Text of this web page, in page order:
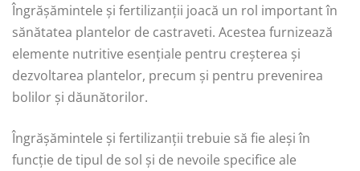
Îngrășămintele și fertilizanții joacă un rol important în
sănătatea plantelor de castraveti. Acestea furnizează
elemente nutritive esențiale pentru creșterea și
dezvoltarea plantelor, precum și pentru prevenirea
bolilor și dăunătorilor.
Îngrășămintele și fertilizanții trebuie să fie aleși în
funcție de tipul de sol și de nevoile specifice ale